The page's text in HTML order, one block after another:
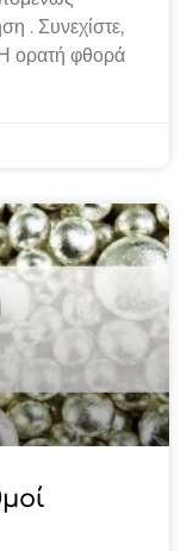
. Συνεχίστε,
ορατή φθορά